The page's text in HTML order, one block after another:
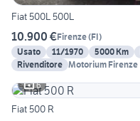
Fiat 500L 500L
10.900 €Firenze(FI)
Usato
11/1970 5000 Km
Rivenditore Motorium Firenze
6
Fiat 500 R